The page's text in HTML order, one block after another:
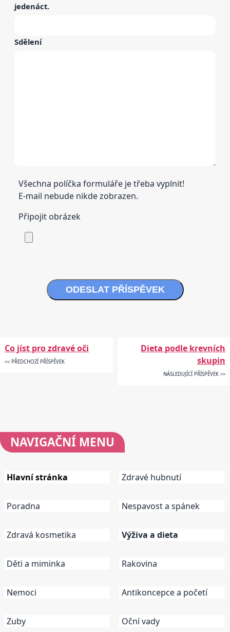
jedenáct.
Sdělení
Všechna políčka formuláře je třeba vyplnit!
E-mail nebude nikde zobrazen.
Připojit obrázek
ODESLAT PŘÍSPĚVEK
Co jíst pro zdravé oči
<< PŘEDCHOZÍ PŘÍSPĚVEK
Dieta podle krevních
skupin
NÁSLEDUJÍCÍ PŘÍSPĚVEK >>
NAVIGAČNÍ MENU
Hlavní stránka
Poradna
Zdravá kosmetika
Děti a miminka
Nemoci
Zuby
Zdravé hubnutí
Nespavost a spánek
Výživa a dieta
Rakovina
Antikoncepce a početí
Oční vady